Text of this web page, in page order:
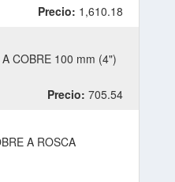
Precio: 1,610.18
COBRE 100 mm (4")
Precio: 705.54
A ROSCA